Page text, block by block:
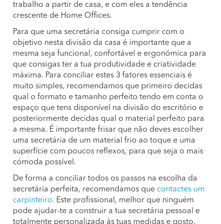
trabalho a partir de casa, e com eles a tendência
crescente de Home Offices.
Para que uma secretária consiga cumprir com o
objetivo nesta divisão da casa é importante que a
mesma seja funcional, confortável e ergonómica para
que consigas ter a tua produtividade e criatividade
máxima. Para conciliar estes 3 fatores essenciais é
muito simples, recomendamos que primeiro decidas
qual o formato e tamanho perfeito tendo em conta o
espaço que tens disponível na divisão do escritório e
posteriormente decidas qual o material perfeito para
a mesma. É importante frisar que não deves escolher
uma secretária de um material frio ao toque e uma
superfície com poucos reflexos, para que seja o mais
cómoda possível.
De forma a conciliar todos os passos na escolha da
secretária perfeita, recomendamos que contactes um
carpinteiro. Este profissional, melhor que ninguém
pode ajudar-te a construir a tua secretária pessoal e
totalmente personalizada às tuas medidas e gosto.